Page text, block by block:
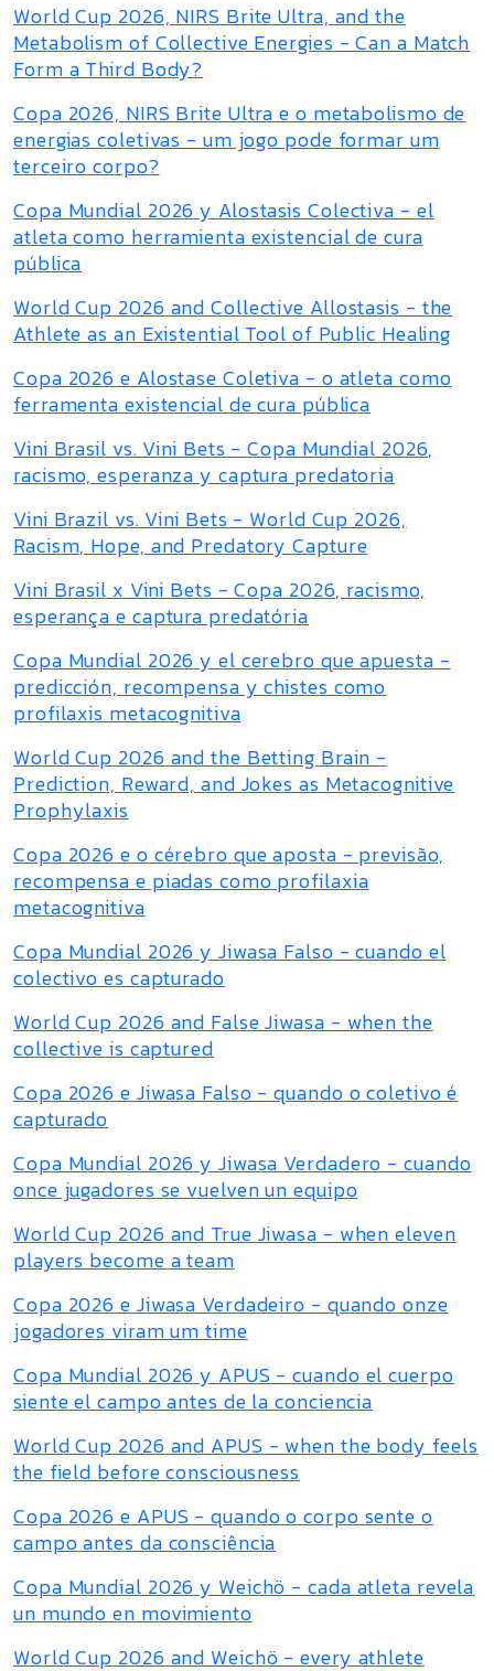
World Cup 2026, NIRS Brite Ultra, and the
Metabolism of Collective Energies - Can a Match
Form a Third Body?
Copa 2026, NIRS Brite Ultra e o metabolismo de
energias coletivas - um jogo pode formar um
terceiro corpo?
Copa Mundial 2026 y Alostasis Colectiva - el
atleta como herramienta existencial de cura
pública
World Cup 2026 and Collective Allostasis - the
Athlete as an Existential Tool of Public Healing
Copa 2026 e Alostase Coletiva - o atleta como
ferramenta existencial de cura pública
Vini Brasil vs. Vini Bets - Copa Mundial 2026,
racismo, esperanza y captura predatoria
Vini Brazil vs. Vini Bets - World Cup 2026,
Racism, Hope, and Predatory Capture
Vini Brasil x Vini Bets - Copa 2026, racismo,
esperança e captura predatória
Copa Mundial 2026 y el cerebro que apuesta -
predicción, recompensa y chistes como
profilaxis metacognitiva
World Cup 2026 and the Betting Brain -
Prediction, Reward, and Jokes as Metacognitive
Prophylaxis
Copa 2026 e o cérebro que aposta - previsão,
recompensa e piadas como profilaxia
metacognitiva
Copa Mundial 2026 y Jiwasa Falso - cuando el
colectivo es capturado
World Cup 2026 and False Jiwasa - when the
collective is captured
Copa 2026 e Jiwasa Falso - quando o coletivo é
capturado
Copa Mundial 2026 y Jiwasa Verdadero - cuando
once jugadores se vuelven un equipo
World Cup 2026 and True Jiwasa - when eleven
players become a team
Copa 2026 e Jiwasa Verdadeiro - quando onze
jogadores viram um time
Copa Mundial 2026 y APUS - cuando el cuerpo
siente el campo antes de la conciencia
World Cup 2026 and APUS - when the body feels
the field before consciousness
Copa 2026 e APUS - quando o corpo sente o
campo antes da consciência
Copa Mundial 2026 y Weichö - cada atleta revela
un mundo en movimiento
World Cup 2026 and Weichö - every athlete